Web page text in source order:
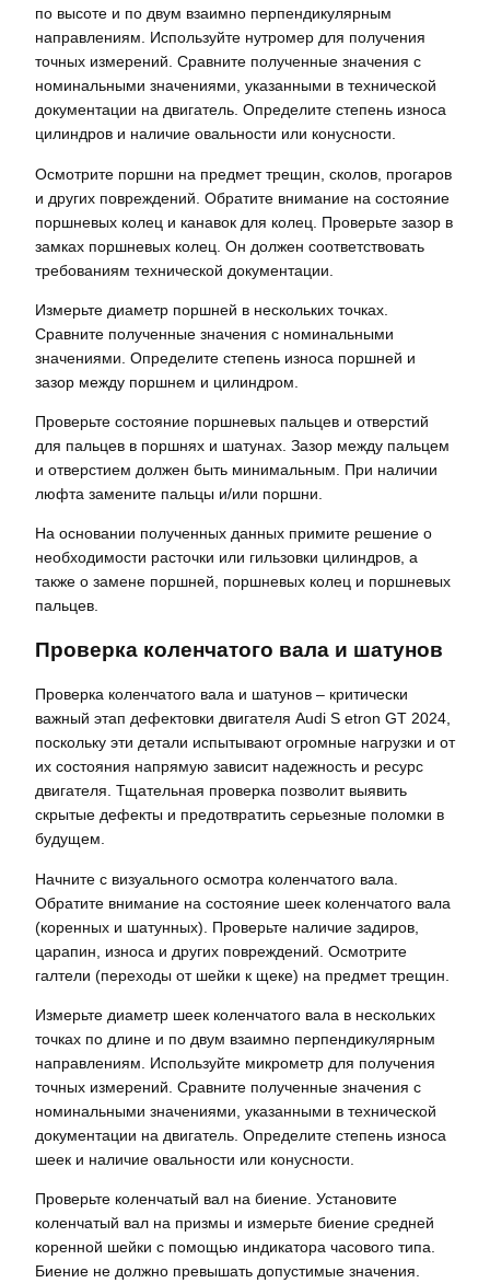
по высоте и по двум взаимно перпендикулярным
направлениям. Используйте нутромер для получения
точных измерений. Сравните полученные значения с
номинальными значениями, указанными в технической
документации на двигатель. Определите степень износа
цилиндров и наличие овальности или конусности.
Осмотрите поршни на предмет трещин, сколов, прогаров
и других повреждений. Обратите внимание на состояние
поршневых колец и канавок для колец. Проверьте зазор в
замках поршневых колец. Он должен соответствовать
требованиям технической документации.
Измерьте диаметр поршней в нескольких точках.
Сравните полученные значения с номинальными
значениями. Определите степень износа поршней и
зазор между поршнем и цилиндром.
Проверьте состояние поршневых пальцев и отверстий
для пальцев в поршнях и шатунах. Зазор между пальцем
и отверстием должен быть минимальным. При наличии
люфта замените пальцы и/или поршни.
На основании полученных данных примите решение о
необходимости расточки или гильзовки цилиндров, а
также о замене поршней, поршневых колец и поршневых
пальцев.
Проверка коленчатого вала и шатунов
Проверка коленчатого вала и шатунов – критически
важный этап дефектовки двигателя Audi S etron GT 2024,
поскольку эти детали испытывают огромные нагрузки и от
их состояния напрямую зависит надежность и ресурс
двигателя. Тщательная проверка позволит выявить
скрытые дефекты и предотвратить серьезные поломки в
будущем.
Начните с визуального осмотра коленчатого вала.
Обратите внимание на состояние шеек коленчатого вала
(коренных и шатунных). Проверьте наличие задиров,
царапин, износа и других повреждений. Осмотрите
галтели (переходы от шейки к щеке) на предмет трещин.
Измерьте диаметр шеек коленчатого вала в нескольких
точках по длине и по двум взаимно перпендикулярным
направлениям. Используйте микрометр для получения
точных измерений. Сравните полученные значения с
номинальными значениями, указанными в технической
документации на двигатель. Определите степень износа
шеек и наличие овальности или конусности.
Проверьте коленчатый вал на биение. Установите
коленчатый вал на призмы и измерьте биение средней
коренной шейки с помощью индикатора часового типа.
Биение не должно превышать допустимые значения.